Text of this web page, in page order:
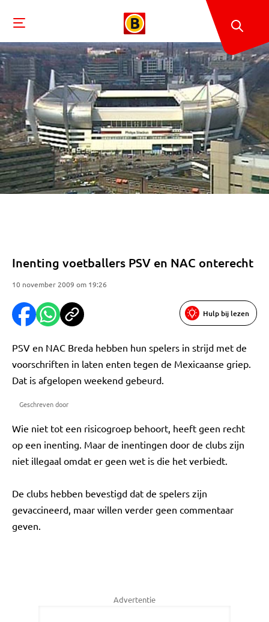
Inenting voetballers PSV en NAC onterecht
10 november 2009 om 19:26
Hulp bij lezen
PSV en NAC Breda hebben hun spelers in strijd met de
voorschriften in laten enten tegen de Mexicaanse griep.
Dat is afgelopen weekend gebeurd.
Geschreven door
Wie niet tot een risicogroep behoort, heeft geen recht
op een inenting. Maar de inentingen door de clubs zijn
niet illegaal omdat er geen wet is die het verbiedt.
De clubs hebben bevestigd dat de spelers zijn
gevaccineerd, maar willen verder geen commentaar
geven.
Advertentie